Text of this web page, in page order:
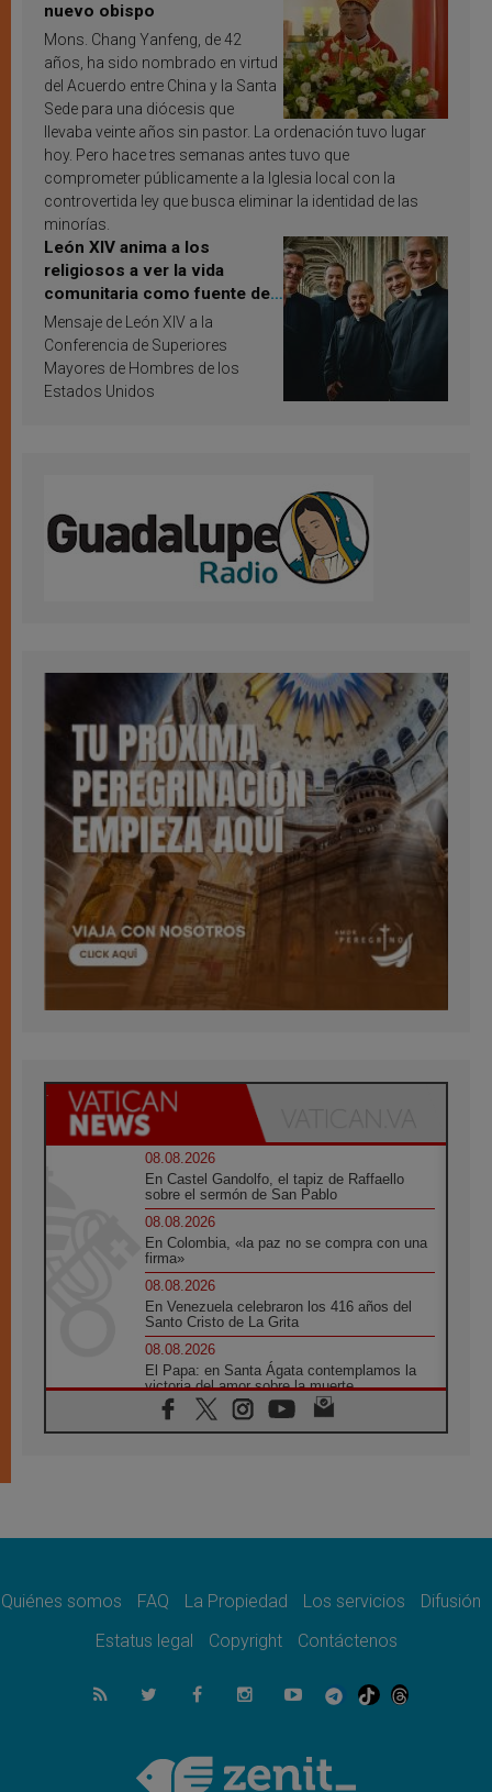
nuevo obispo
Mons. Chang Yanfeng, de 42
años, ha sido nombrado en virtud
del Acuerdo entre China y la Santa
Sede para una diócesis que
llevaba veinte años sin pastor. La ordenación tuvo lugar
hoy. Pero hace tres semanas antes tuvo que
comprometer públicamente a la Iglesia local con la
controvertida ley que busca eliminar la identidad de las
minorías.
León XIV anima a los
religiosos a ver la vida
comunitaria como fuente de
inspiración y santificación
Mensaje de León XIV a la
Conferencia de Superiores
Mayores de Hombres de los
Estados Unidos
08.08.2026
En Castel Gandolfo, el tapiz de Raffaello
sobre el sermón de San Pablo
08.08.2026
En Colombia, «la paz no se compra con una
firma»
08.08.2026
En Venezuela celebraron los 416 años del
Santo Cristo de La Grita
08.08.2026
El Papa: en Santa Ágata contemplamos la
victoria del amor sobre la muerte
08.08.2026
León XIV visitará el Santuario de la Madre
07.08.2026
07.08.2026
el compromiso del cristiano"
La matanza de niños en Gaza no cesa: 300
muertos en 300 días
Tagle: La guerra desfigura el mundo, solo la
revelación de Dios lo transfigura
Quiénes somos FAQ La Propiedad Los servicios
Difusión
Estatus legal
Copyright Contáctenos